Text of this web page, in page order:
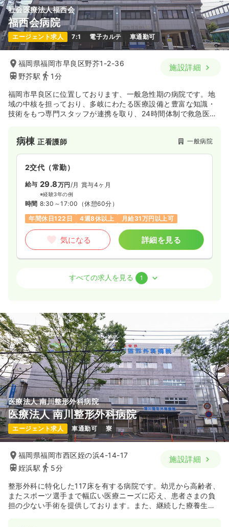
社会医療法人福西会
福西会病院
エージェント求人 7:1 電子カルテ 車通勤可
福岡県福岡市早良区野芥1-2-36
野芥駅
1分
施設詳細
福岡市早良区に位置しております、一般急性期の病院です。地
域の中核を担っており、多岐にわたる医療設備と豊富な知識・
技術をもつ専門スタッフが連携を取り、24時間体制で救急医療
病棟正看護師 一般病院
2交代（常勤）
給与 29.8万円/月 賞与4ヶ月
※経験3年の例
時間 8:30～17:00 （休憩60分）
年間休日122日
4週8休以上 月給31万円以上可
気になる 詳細を見る
正・准看護師
30.7万円/月 賞与4ヶ月
※経験10年の例
時間 8:30～17:00（休憩60分）
土日祝休み
年間休日122日 月給31万円以上可
気になる 詳細を見る
すべての求人を見る 1
医療法人 南川整形外科病院
医療法人 南川整形外科病院
エージェント求人 車通勤可 寮
福岡県福岡市西区姪の浜4-14-17
姪浜駅
5分
施設詳細
整形外科に特化した117床を有する病院です。幼児から高齢者、
またスポーツ選手まで幅広い医療ニーズに応え、患者さまの負
担の少ない手術を提供しております。また、継続した療養生